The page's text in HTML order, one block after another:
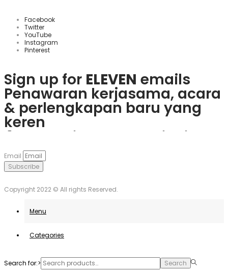
Facebook
Twitter
YouTube
Instagram
Pinterest
Sign up for ELEVEN emails
Penawaran kerjasama, acara
& perlengkapan baru yang
keren
Rasakan keseruan plinko slot
dan menangkan hadiah
nyata langsung dari ponsel
Mainkan 1win dan nikmati
berbagai bonus menarik dan
game populer.
Če obožujete vznemirjenje
igralnic, je
mesto. Uživajte v igrah in
Visita goobet y gana hoy. ¡Es
muy sencillo y divertido!
Email
Subscribe
Copyright 2022 © All rights Reserved.
Menu
Categories
Search for:> Search